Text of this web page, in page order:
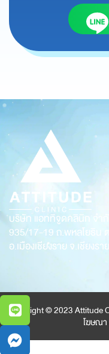
บริษัท แอททิจูดคลินิก จำ
935/17-19 ถ.พหลโยธิน
อ.เมืองเชียงราย จ.เชียงร
Copyright © 2023 Attitude
โฆษณ